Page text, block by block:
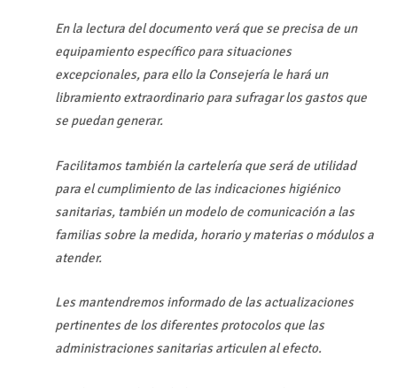
En la lectura del documento verá que se precisa de un
equipamiento específico para situaciones
excepcionales, para ello la Consejería le hará un
libramiento extraordinario para sufragar los gastos que
se puedan generar.
Facilitamos también la cartelería que será de utilidad
para el cumplimiento de las indicaciones higiénico
sanitarias, también un modelo de comunicación a las
familias sobre la medida, horario y materias o módulos a
atender.
Les mantendremos informado de las actualizaciones
pertinentes de los diferentes protocolos que las
administraciones sanitarias articulen al efecto.